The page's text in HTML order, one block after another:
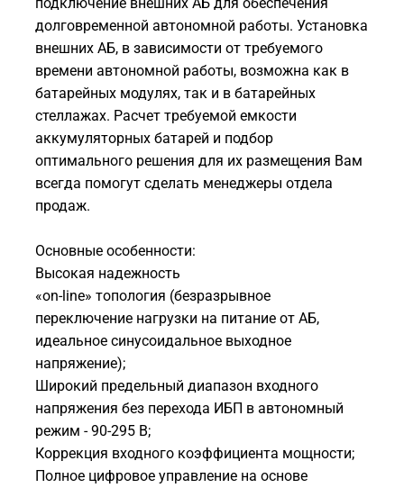
долговременной автономной работы. Установка
внешних АБ, в зависимости от требуемого
времени автономной работы, возможна как в
батарейных модулях, так и в батарейных
стеллажах. Расчет требуемой емкости
аккумуляторных батарей и подбор
оптимального решения для их размещения Вам
всегда помогут сделать менеджеры отдела
продаж.
Основные особенности:
Высокая надежность
«on-line» топология (безразрывное
переключение нагрузки на питание от АБ,
идеальное синусоидальное выходное
напряжение);
Широкий предельный диапазон входного
напряжения без перехода ИБП в автономный
режим - 90-295 В;
Коррекция входного коэффициента мощности;
Полное цифровое управление на основе